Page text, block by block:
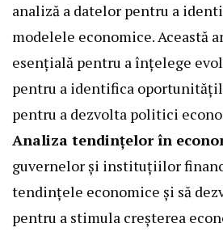
analiză a datelor pentru a
modelele economice. Această
esențială pentru a înțelege
pentru a identifica
pentru a dezvolta politici
Analiza tendințelor în
guvernelor și instituțiilor
tendințele economice și să
pentru a stimula creșterea